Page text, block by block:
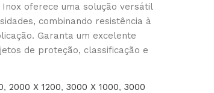
oferece uma solução versátil
combinando resistência à
Garanta um excelente
de proteção, classificação e
, 2000 X 1200, 3000 X 1000, 3000